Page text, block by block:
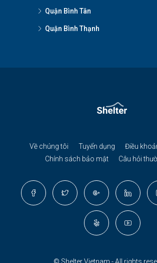
Quận Bình Tân
Quận Bình Thạnh
Về chúng tôi Tuyển dụng
Điều
Chính sách bảo mật
Câu hỏi